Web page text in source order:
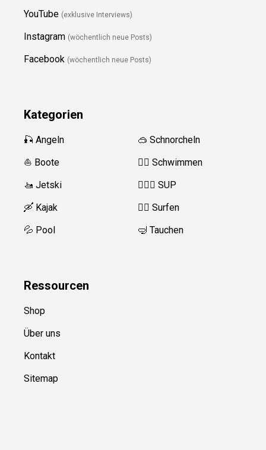
YouTube (exklusive Interviews)
Instagram (wöchentlich neue Posts)
Facebook (wöchentlich neue Posts)
Kategorien
🎣 Angeln
⛵️ Boote
🚤 Jetski
🛶 Kajak
💦 Pool
🥽 Schnorcheln
🏊‍♂️ Schwimmen
🏄‍♀️🛶 SUP
🏄‍♂️ Surfen
🤿 Tauchen
Ressourcen
Shop
Über uns
Kontakt
Sitemap